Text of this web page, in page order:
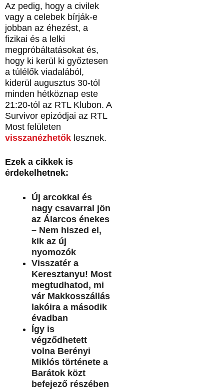
Az pedig, hogy a civilek
vagy a celebek bírják-e
jobban az éhezést, a
fizikai és a lelki
megpróbáltatásokat és,
hogy ki kerül ki győztesen
a túlélők viadalából,
kiderül augusztus 30-tól
minden hétköznap este
21:20-tól az RTL Klubon. A
Survivor epizódjai az RTL
Most felületen
visszanézhetők lesznek.
Ezek a cikkek is
érdekelhetnek:
Új arcokkal és
nagy csavarral jön
az Álarcos énekes
– Nem hiszed el,
kik az új
nyomozók
Visszatér a
Keresztanyu! Most
megtudhatod, mi
vár Makkosszállás
lakóira a második
évadban
Így is
végződhetett
volna Berényi
Miklós története a
Barátok közt
befejező részében